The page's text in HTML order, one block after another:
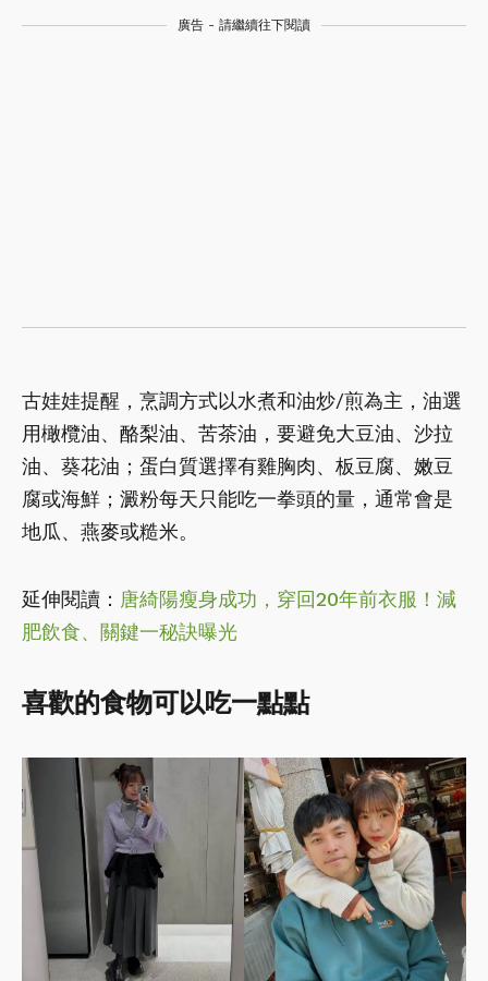
廣告 - 請繼續往下閱讀
古娃娃提醒，烹調方式以水煮和油炒/煎為主，油選
用橄欖油、酪梨油、苦茶油，要避免大豆油、沙拉
油、葵花油；蛋白質選擇有雞胸肉、板豆腐、嫩豆
腐或海鮮；澱粉每天只能吃一拳頭的量，通常會是
地瓜、燕麥或糙米。
延伸閱讀： 唐綺陽瘦身成功，穿回20年前衣服！減
肥飲食、關鍵一秘訣曝光
喜歡的食物可以吃一點點